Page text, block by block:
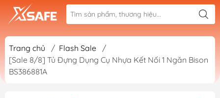
Trang chủ / Flash Sale
/
[Sale 8/8] Tủ Đựng Dụng Cụ Nhựa Kết Nối 1 Ngăn Bison
BS386881A